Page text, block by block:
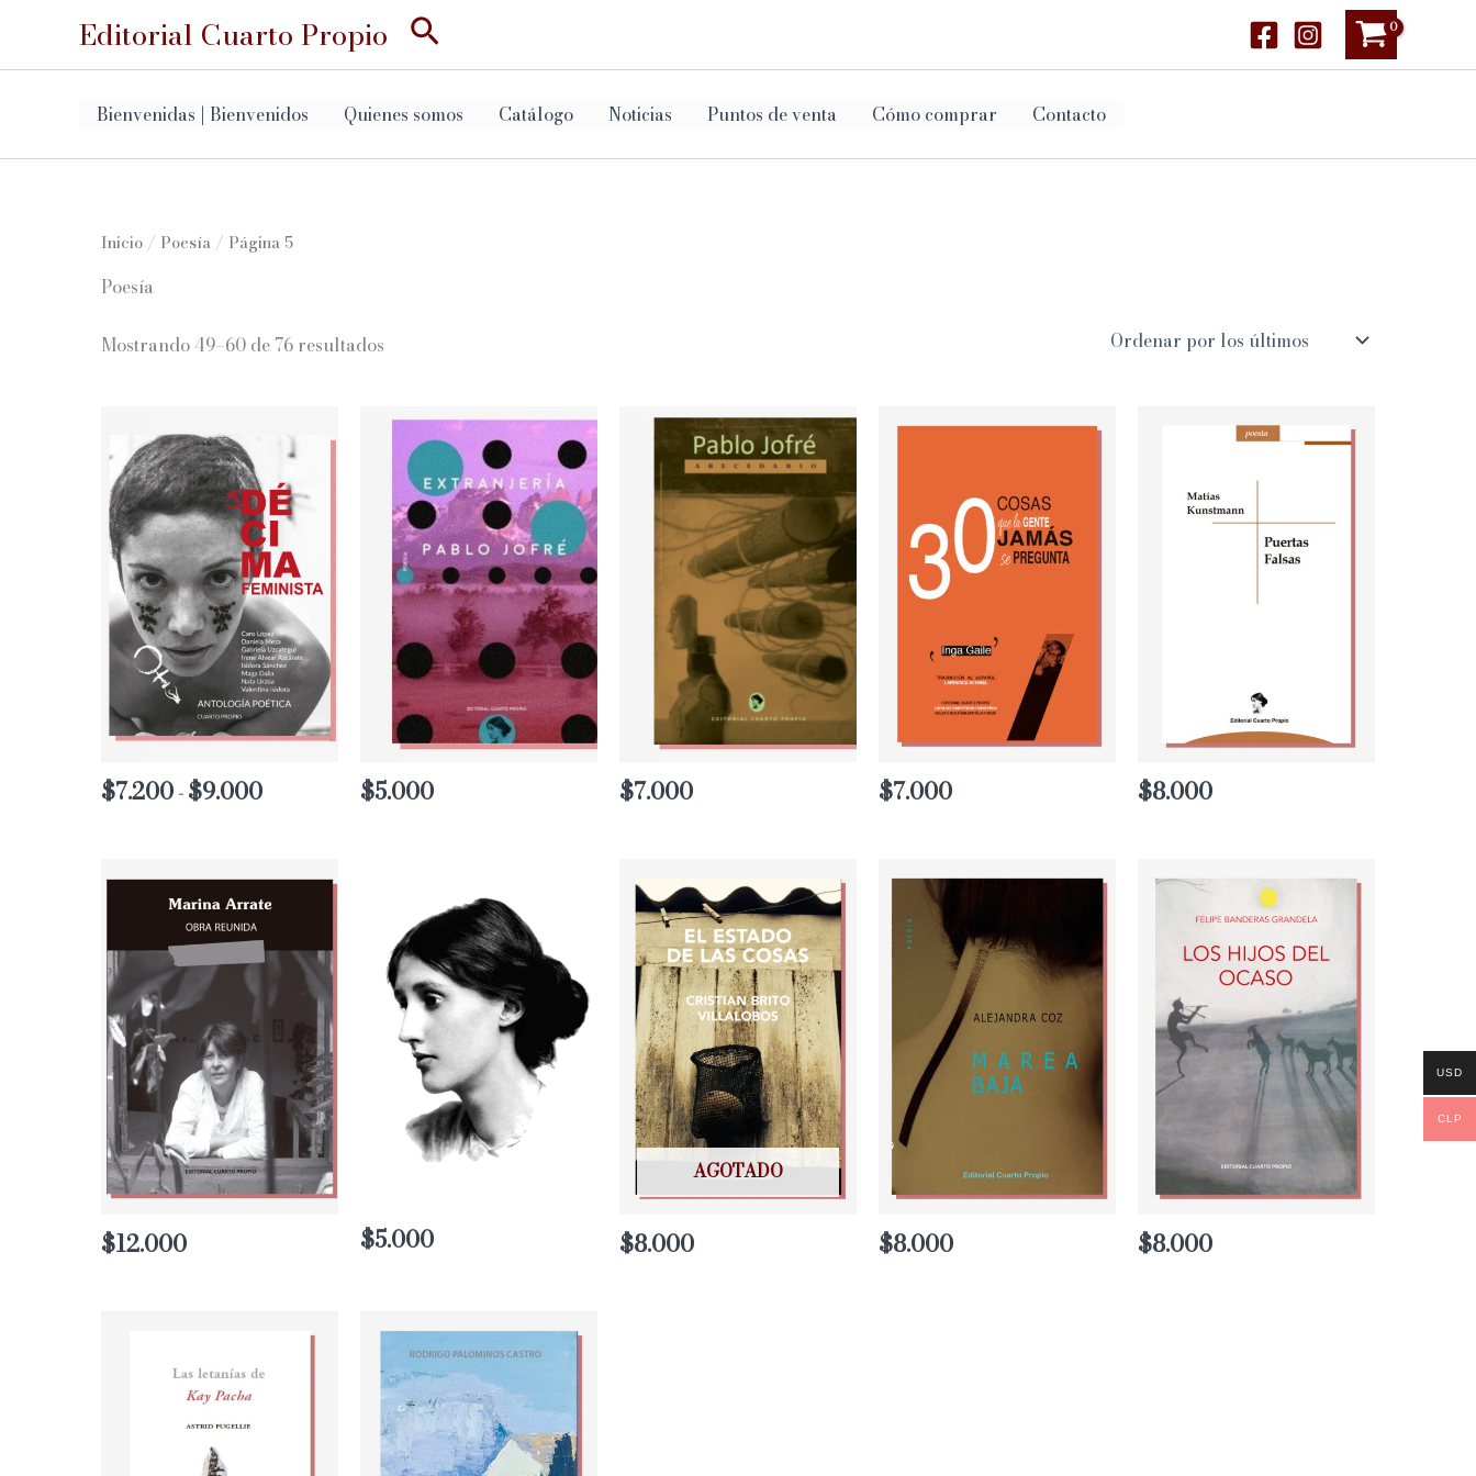
contenido
Editorial Cuarto Propio Buscar
Bienvenidas | Bienvenidos Quienes somos Catálogo Noticias Puntos de venta Cómo comprar Contacto
Inicio / Poesía / Página 5
Poesía
Mostrando 49–60 de 76 resultados
$7.200 - $9.000Rango
hasta
$9.000
$5.000 $7.000 $7.000 $8.000
$12.000 $5.000
AGOTADO
$8.000 $8.000 $8.000
USD
CLP